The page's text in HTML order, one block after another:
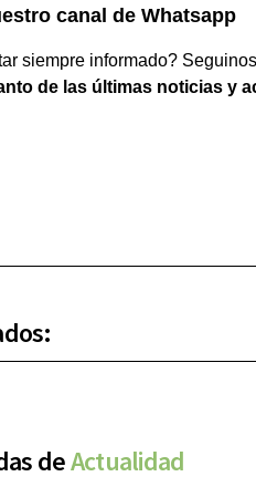
canal de Whatsapp
siempre informado?
de las últimas noticias y
deActualidad